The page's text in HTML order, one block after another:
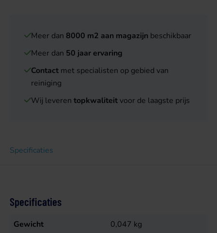
Meer dan 8000 m2 aan magazijn beschikbaar
Meer dan 50 jaar ervaring
Contact met specialisten op gebied van
reiniging
Wij leveren topkwaliteit voor de laagste prijs
Specificaties
Specificaties
Gewicht 0,047 kg